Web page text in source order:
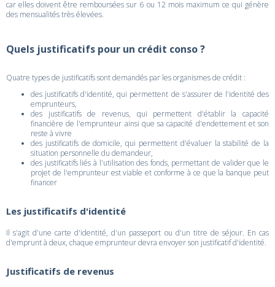
car elles doivent être remboursées sur 6 ou 12 mois maximum ce qui génère
des mensualités très élevées.
Quels justificatifs pour un crédit conso ?
Quatre types de justificatifs sont demandés par les organismes de crédit :
des justificatifs d'identité, qui permettent de s'assurer de l'identité des
emprunteurs,
des justificatifs de revenus, qui permettent d'établir la capacité
financière de l'emprunteur ainsi que sa capacité d'endettement et son
reste à vivre
des justificatifs de domicile, qui permettent d'évaluer la stabilité de la
situation personnelle du demandeur,
des justificatifs liés à l'utilisation des fonds, permettant de valider que le
projet de l'emprunteur est viable et conforme à ce que la banque peut
financer
Les justificatifs d'identité
Il s'agit d'une carte d'identité, d'un passeport ou d'un titre de séjour. En cas
d'emprunt à deux, chaque emprunteur devra envoyer son justificatif d'identité.
Justificatifs de revenus